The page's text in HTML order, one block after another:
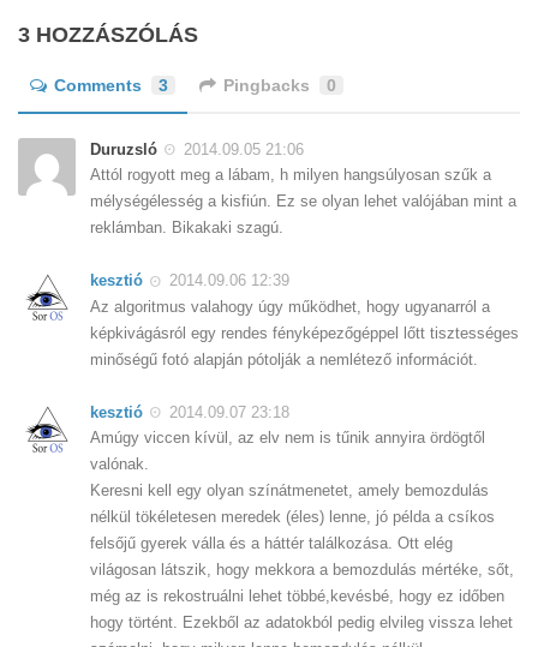
3 HOZZÁSZÓLÁS
Comments 3 Pingbacks 0
Duruzsló
2014.09.05 21:06
Attól rogyott meg a lábam, h milyen hangsúlyosan szűk a
mélységélesség a kisfiún. Ez se olyan lehet valójában mint a
reklámban. Bikakaki szagú.
kesztió
2014.09.06 12:39
Az algoritmus valahogy úgy működhet, hogy ugyanarról a
képkivágásról egy rendes fényképezőgéppel lőtt tisztességes
minőségű fotó alapján pótolják a nemlétező információt.
kesztió
2014.09.07 23:18
Amúgy viccen kívül, az elv nem is tűnik annyira ördögtől
valónak.
Keresni kell egy olyan színátmenetet, amely bemozdulás
nélkül tökéletesen meredek (éles) lenne, jó példa a csíkos
felsőjű gyerek válla és a háttér találkozása. Ott elég
világosan látszik, hogy mekkora a bemozdulás mértéke, sőt,
még az is rekostruálni lehet többé,kevésbé, hogy ez időben
hogy történt. Ezekből az adatokból pedig elvileg vissza lehet